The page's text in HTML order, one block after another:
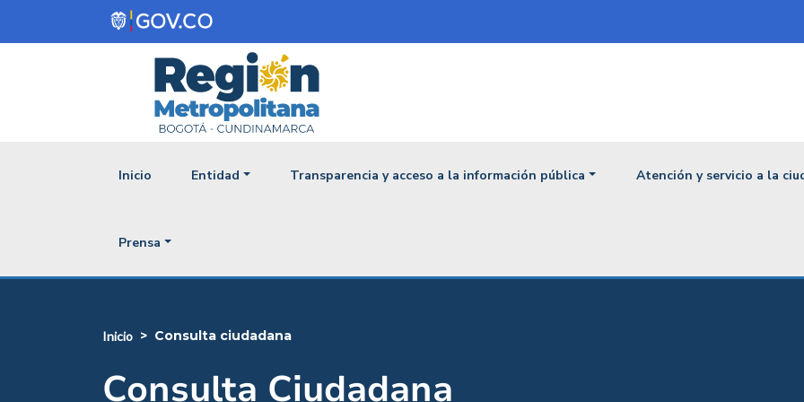
Pasar al contenido principal
Navegación principal
Inicio Entidad Transparencia y acceso a la información pública Atención y servicio a la
Prensa
inicio consulta ciudadana
Consulta Ciudadana